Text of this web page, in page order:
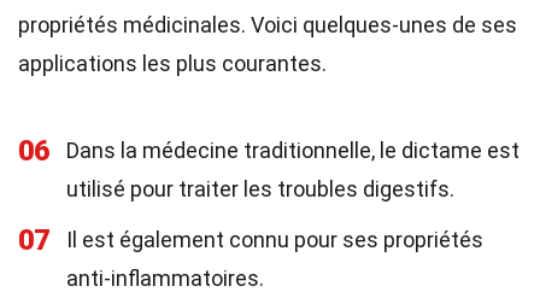
propriétés médicinales. Voici quelques-unes de ses
applications les plus courantes.
06
Dans la médecine traditionnelle, le dictame est
utilisé pour traiter les troubles digestifs.
07
Il est également connu pour ses propriétés
anti-inflammatoires.